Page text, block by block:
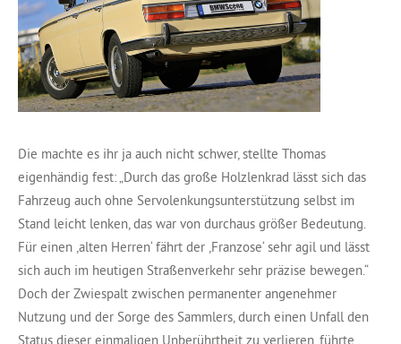
Die machte es ihr ja auch nicht schwer, stellte Thomas
eigenhändig fest: „Durch das große Holzlenkrad lässt sich das
Fahrzeug auch ohne Servolenkungsunterstützung selbst im
Stand leicht lenken, das war von durchaus größer Bedeutung.
Für einen ,alten Herren‘ fährt der ,Franzose‘ sehr agil und lässt
sich auch im heutigen Straßenverkehr sehr präzise bewegen.“
Doch der Zwiespalt zwischen permanenter angenehmer
Nutzung und der Sorge des Sammlers, durch einen Unfall den
Status dieser einmaligen Unberührtheit zu verlieren, führte